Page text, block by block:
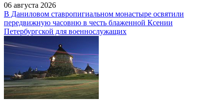
06 августа 2026
В Даниловом ставропигиальном монастыре освятили
передвижную часовню в честь блаженной Ксении
Петербургской для военнослужащих